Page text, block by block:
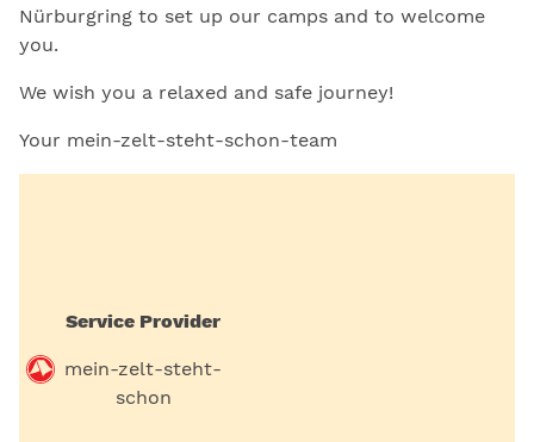
Nürburgring to set up our camps and to welcome
you.
We wish you a relaxed and safe journey!
Your mein-zelt-steht-schon-team
Service Provider
mein-zelt-steht-
schon